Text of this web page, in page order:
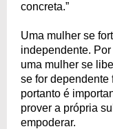
concreta.”
Uma mulher se
independente.
uma mulher se
se for dependente
portanto é
prover a própria
empoderar.